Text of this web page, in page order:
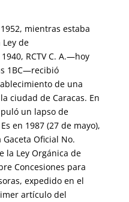
mientras estaba
de
RCTV C. A.—hoy
1BC—recibió
de una
ciudad de Caracas. En
un lapso de
en 1987 (27 de mayo),
Oficial No.
la Ley Orgánica de
Concesiones para
expedido en el
artículo del